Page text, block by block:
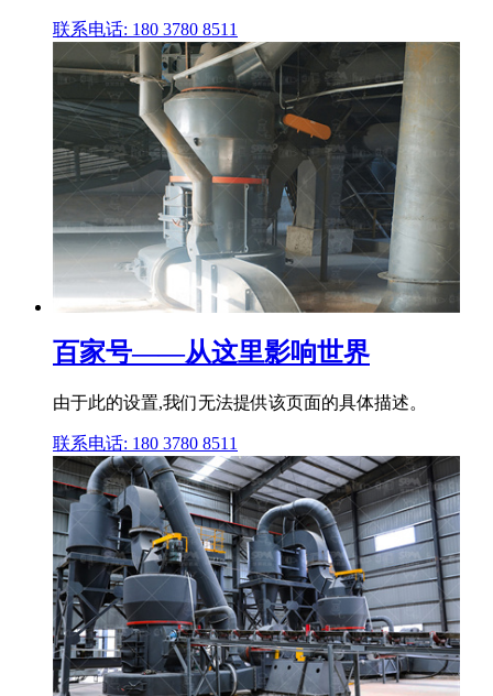
联系电话: 180 3780 8511
百家号——从这里影响世界
由于此的设置,我们无法提供该页面的具体描述。
联系电话: 180 3780 8511